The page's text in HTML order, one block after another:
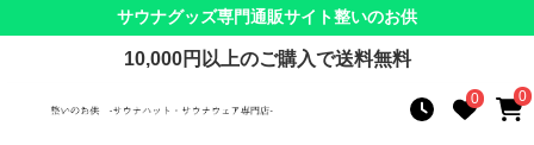
サウナグッズ専門通販サイト整いのお供
10,000円以上のご購入で送料無料
0 0